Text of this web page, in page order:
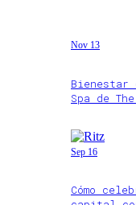
Nov 13
Bienestar
Spa de
Sep 16
Cómo